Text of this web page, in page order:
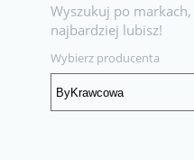
Wyszukuj po
najbardziej lubisz!
Wybierz producenta